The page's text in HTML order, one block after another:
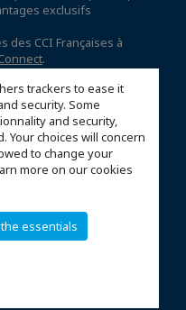
trackers to ease it
security. Some
and security,
Your choices will concern
to change your
more on our cookies
essentials
exclusifs
des CCI Françaises à
.